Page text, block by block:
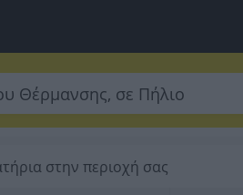
στην περιοχή σας